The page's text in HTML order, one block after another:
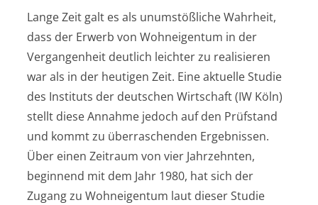
Lange Zeit galt es als unumstößliche Wahrheit,
dass der Erwerb von Wohneigentum in der
Vergangenheit deutlich leichter zu realisieren
war als in der heutigen Zeit. Eine aktuelle Studie
des Instituts der deutschen Wirtschaft (IW Köln)
stellt diese Annahme jedoch auf den Prüfstand
und kommt zu überraschenden Ergebnissen.
Über einen Zeitraum von vier Jahrzehnten,
beginnend mit dem Jahr 1980, hat sich der
Zugang zu Wohneigentum laut dieser Studie